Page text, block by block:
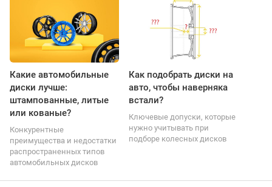
Какие автомобильные
диски лучше:
штампованные, литые
или кованые?
Конкурентные
преимущества и недостатки
распространенных типов
автомобильных дисков
Как подобрать диски на
авто, чтобы наверняка
встали?
Ключевые допуски, которые
нужно учитывать при
подборе колесных дисков